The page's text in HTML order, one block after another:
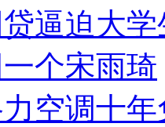
逼迫大
个宋雨琦
空调十